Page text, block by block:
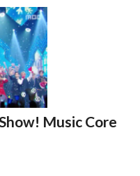
Music Core